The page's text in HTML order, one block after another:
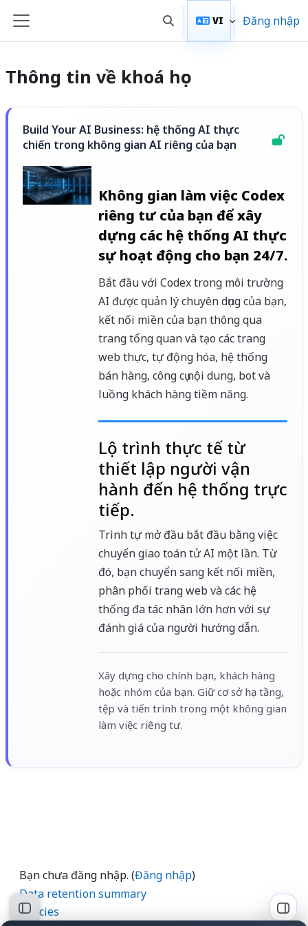
Bảng điều khiển cạnhChuyển đổi chọn tìm kiếm
VI Đăng nhập
Mở chỉ số ngăn của khóa học Mở
Thông tin về khoá học
Build Your AI Business: hệ thống AI thực
chiến trong không gian AI riêng của bạn
Không gian làm việc Codex
riêng tư của bạn để xây
dựng các hệ thống AI thực
sự hoạt động cho bạn 24/7.
Bắt đầu với Codex trong môi trường
AI được quản lý chuyên dụng của bạn,
kết nối miền của bạn thông qua
trang tổng quan và tạo các trang
web thực, tự động hóa, hệ thống
bán hàng, công cụ nội dung, bot và
luồng khách hàng tiềm năng.
Lộ trình thực tế từ
thiết lập người vận
hành đến hệ thống trực
tiếp.
Trình tự mở đầu bắt đầu bằng việc
chuyển giao toán tử AI một lần. Từ
đó, bạn chuyển sang kết nối miền,
phân phối trang web và các hệ
thống đa tác nhân lớn hơn với sự
đánh giá của người hướng dẫn.
Xây dựng cho chính bạn, khách hàng
hoặc nhóm của bạn. Giữ cơ sở hạ tầng,
tệp và tiến trình trong một không gian
làm việc riêng tư.
Bạn chưa đăng nhập. (Đăng nhập)
Data retention summary
Policies